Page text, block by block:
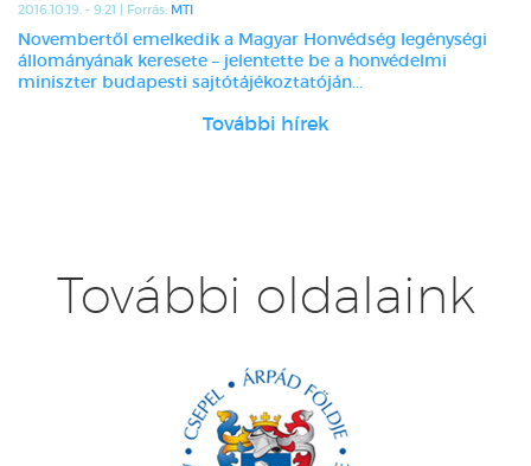
2016.10.19. - 9:21 | Forrás: MTI
Novembertől emelkedik a Magyar Honvédség legénységi
állományának keresete – jelentette be a honvédelmi
miniszter budapesti sajtótájékoztatóján...
További hírek
További oldalaink